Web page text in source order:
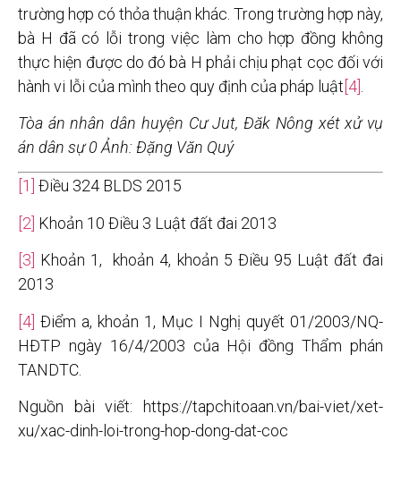
trường hợp có thỏa thuận khác. Trong trường hợp này,
bà H đã có lỗi trong việc làm cho hợp đồng không
thực hiện được do đó bà H phải chịu phạt cọc đối với
hành vi lỗi của mình theo quy định của pháp luật[4]
Tòa án nhân dân huyện Cư Jut, Đăk Nông xét xử vụ
án dân sự 0 Ảnh: Đặng Văn Quý
[1] Điều 324 BLDS 2015
[2] Khoản 10 Điều 3 Luật đất đai 2013
[3] Khoản 1, khoản 4, khoản 5 Điều 95 Luật đất đai
2013
[4] Điểm a, khoản 1, Mục I Nghị quyết 01/2003/NQ-
HĐTP ngày 16/4/2003 của Hội đồng Thẩm phán
TANDTC.
Nguồn bài viết: https://tapchitoaan.vn/bai-viet/xet-
xu/xac-dinh-loi-trong-hop-dong-dat-coc